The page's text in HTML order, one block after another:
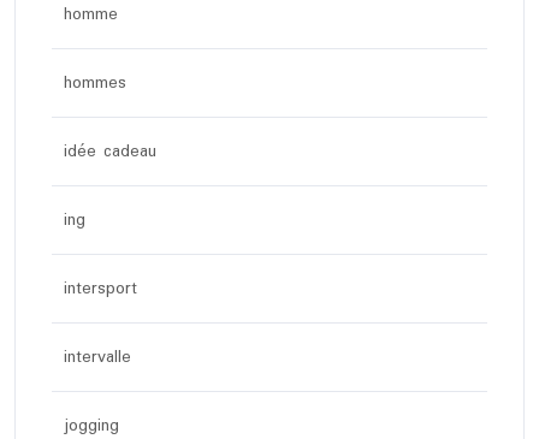
homme
hommes
idée cadeau
ing
intersport
intervalle
jogging